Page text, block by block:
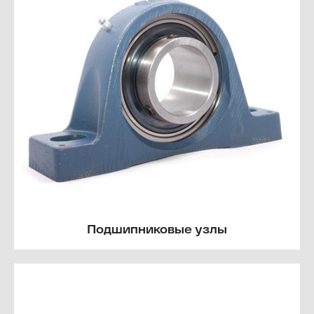
Подшипниковые узлы